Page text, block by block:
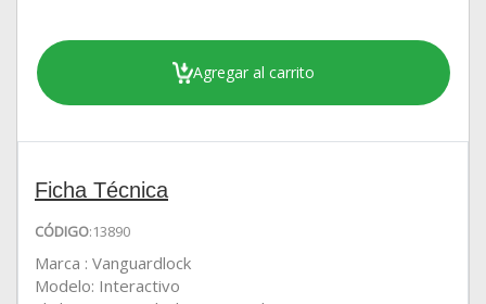
Agregar al carrito
Ficha Técnica
CÓDIGO:13890
Marca : Vanguardlock
Modelo: Interactivo